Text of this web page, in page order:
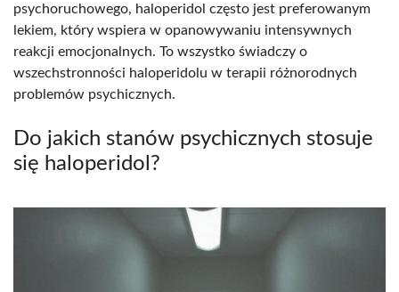
psychoruchowego, haloperidol często jest preferowanym
lekiem, który wspiera w opanowywaniu intensywnych
reakcji emocjonalnych. To wszystko świadczy o
wszechstronności haloperidolu w terapii różnorodnych
problemów psychicznych.
Do jakich stanów psychicznych stosuje
się haloperidol?